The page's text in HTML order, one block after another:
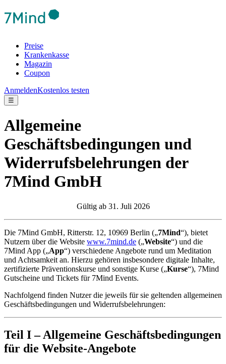
Preise
Krankenkasse
Magazin
Coupon
AnmeldenKostenlos testen
☰
Allgemeine
Geschäftsbedingungen und
Widerrufsbelehrungen der
7Mind GmbH
Gültig ab 31. Juli 2026
Die 7Mind GmbH, Ritterstr. 12, 10969 Berlin („7Mind“), bietet
Nutzern über die Website www.7mind.de („Website“) und die
7Mind App („App“) verschiedene Angebote rund um Meditation
und Achtsamkeit an. Hierzu gehören insbesondere digitale Inhalte,
zertifizierte Präventionskurse und sonstige Kurse („Kurse“), 7Mind
Gutscheine und Tickets für 7Mind Events.
Nachfolgend finden Nutzer die jeweils für sie geltenden allgemeinen
Geschäftsbedingungen und Widerrufsbelehrungen:
Teil I – Allgemeine Geschäftsbedingungen
für die Website-Angebote